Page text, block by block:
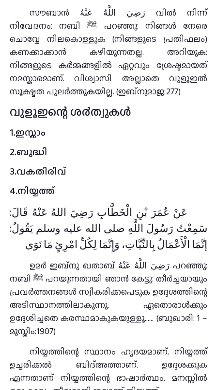
സൗബാൻ رَضِيَ اللَّهُ عَنْهُ വിൽ നിന്ന്
നിവേദനം: നബി ﷺ പറഞ്ഞു: നിങ്ങൾ നേരെ
ചൊവ്വേ നിലകൊള്ളുക (നിങ്ങളുടെ പ്രതിഫലം)
കണക്കാക്കാൻ കഴിയുന്നതല്ല. അറിയുക:
നിങ്ങളുടെ കർമ്മങ്ങളിൽ ഏറ്റവും ശ്രേഷ്ഠമായത്
നമസ്കാരമാണ്. വിശ്വാസി അല്ലാതെ വുളൂഇൽ
സൂക്ഷ്മത പുലർത്തുകയില്ല. (ഇബ്നുമാജ:277)
വുളൂഇന്റെ ശ൪ത്വുകള്‍
1.ഇസ്ലാം
2.ബുദ്ധി
3.വകതിരിവ്
4.നിയ്യത്ത്
عَنْ عُمَرَ بْنِ الْخَطَّابِ رَضِيَ اللهُ عَنْهُ قَالَ:
سَمِعْتُ رَسُولَ اللَّهِ صلى الله عليه وسلم يَقُولُ:
إنَّمَا الْأَعْمَالُ بِالنِّيَّاتِ، وَإِنَّمَا لِكُلِّ امْرِئٍ مَا نَوَى
ഉമര്‍ ഇബ്നു ഖതാബ് رَضِيَ اللَّهُ عَنْهُ പറഞ്ഞു:
നബി ﷺ പറയുന്നതായി ഞാൻ കേട്ടു: തീര്‍ച്ചയായും
പ്രവര്‍ത്തനങ്ങള്‍ സ്വീകരിക്കപെടുക ഉദ്ദേശത്തിന്റെ
അടിസ്ഥാനത്തിലാകുന്നു. ഏതൊരാള്‍ക്കും
ഉദ്ദേശിച്ചതെ കരസ്ഥമാകുകയുള്ളൂ…… (ബുഖാരി: 1 –
മുസ്ലിം:1907)
നിയ്യത്തിന്റെ സ്ഥാനം ഹൃദയമാണ്. നിയ്യത്ത്
ഉച്ചരിക്കല്‍ ബിദ്അത്താണ്. ഉദ്ദേശക്കുക
എന്നതാണ് നിയ്യത്തിന്റെ ഭാഷാ൪ത്ഥം. മനസ്സില്‍